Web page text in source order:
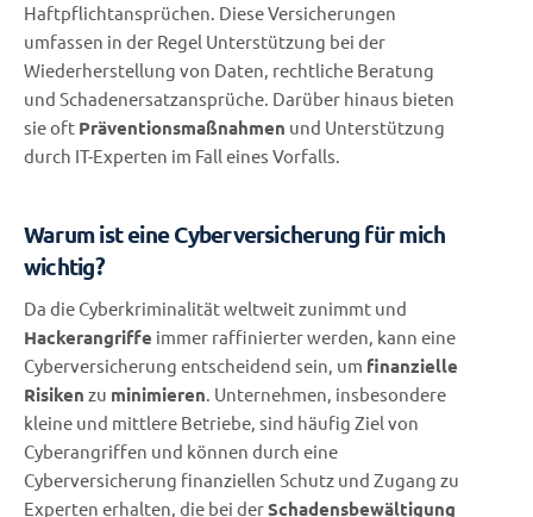
Haftpflichtansprüchen. Diese Versicherungen
umfassen in der Regel Unterstützung bei der
Wiederherstellung von Daten, rechtliche Beratung
und Schadenersatzansprüche. Darüber hinaus bieten
sie oft Präventionsmaßnahmen und Unterstützung
durch IT-Experten im Fall eines Vorfalls.
Warum ist eine Cyberversicherung für mich
wichtig?
Da die Cyberkriminalität weltweit zunimmt und
Hackerangriffe immer raffinierter werden, kann eine
Cyberversicherung entscheidend sein, um finanzielle
Risiken zu minimieren. Unternehmen, insbesondere
kleine und mittlere Betriebe, sind häufig Ziel von
Cyberangriffen und können durch eine
Cyberversicherung finanziellen Schutz und Zugang zu
Experten erhalten, die bei derSchadensbewältigung